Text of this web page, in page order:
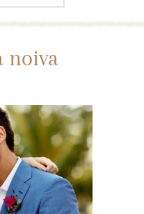
noiva